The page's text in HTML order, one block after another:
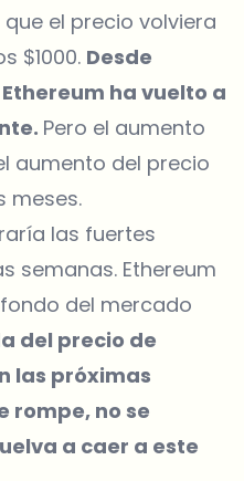
el precio volviera
$1000. Desde
ha vuelto a
Pero el aumento
aumento del precio
meses.
las fuertes
semanas. Ethereum
del mercado
del precio de
las próximas
rompe, no se
a caer a este